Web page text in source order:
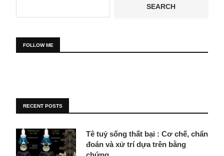
SEARCH
FOLLOW ME
RECENT POSTS
Tê tuỷ sống thất bại : Cơ chế, chẩn
đoán và xử trí dựa trên bằng